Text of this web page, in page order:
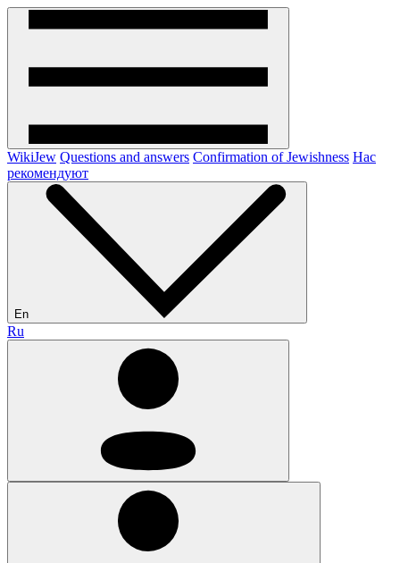
WikiJew Questions and answers Confirmation of Jewishness Нас
рекомендуют
En
Ru